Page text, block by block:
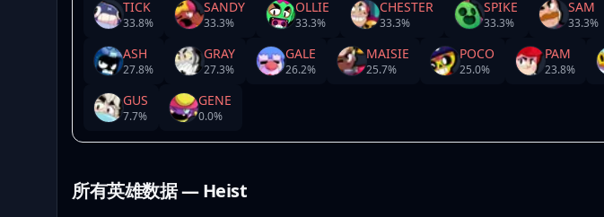
TICK
33.8%
SANDY
33.3%
OLLIE
33.3%
CHESTER
33.3%
SPIKE
33.3%
SAM
33.3%
ASH
27.8%
GRAY
27.3%
GALE
26.2%
MAISIE
25.7%
POCO
25.0%
PAM
23.8%
GUS
7.7%
GENE
0.0%
所有英雄数据 — Heist